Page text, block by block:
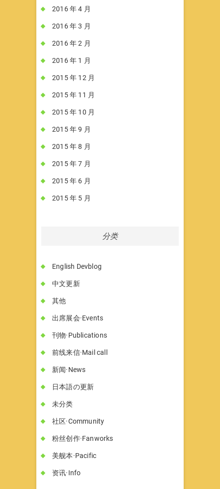
2016 年 4 月
2016 年 3 月
2016 年 2 月
2016 年 1 月
2015 年 12 月
2015 年 11 月
2015 年 10 月
2015 年 9 月
2015 年 8 月
2015 年 7 月
2015 年 6 月
2015 年 5 月
分类
English Devblog
中文更新
其他
出席展会·Events
刊物·Publications
前线来信·Mail call
新闻·News
日本語の更新
未分类
社区·Community
粉丝创作·Fanworks
美舰本·Pacific
资讯·Info